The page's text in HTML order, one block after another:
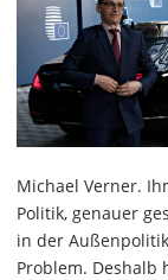
Michael Verner.
Politik, genauer
in der
Problem. Deshalb